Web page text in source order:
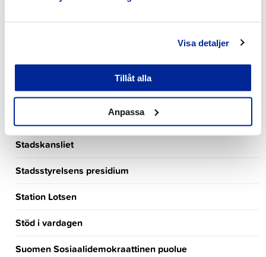
Visa detaljer
Tillåt alla
Anpassa
Sannfinländarna
Skolsekreterare:
Stadskansliet
Stadsstyrelsens presidium
Station Lotsen
Stöd i vardagen
Suomen Sosiaalidemokraattinen puolue